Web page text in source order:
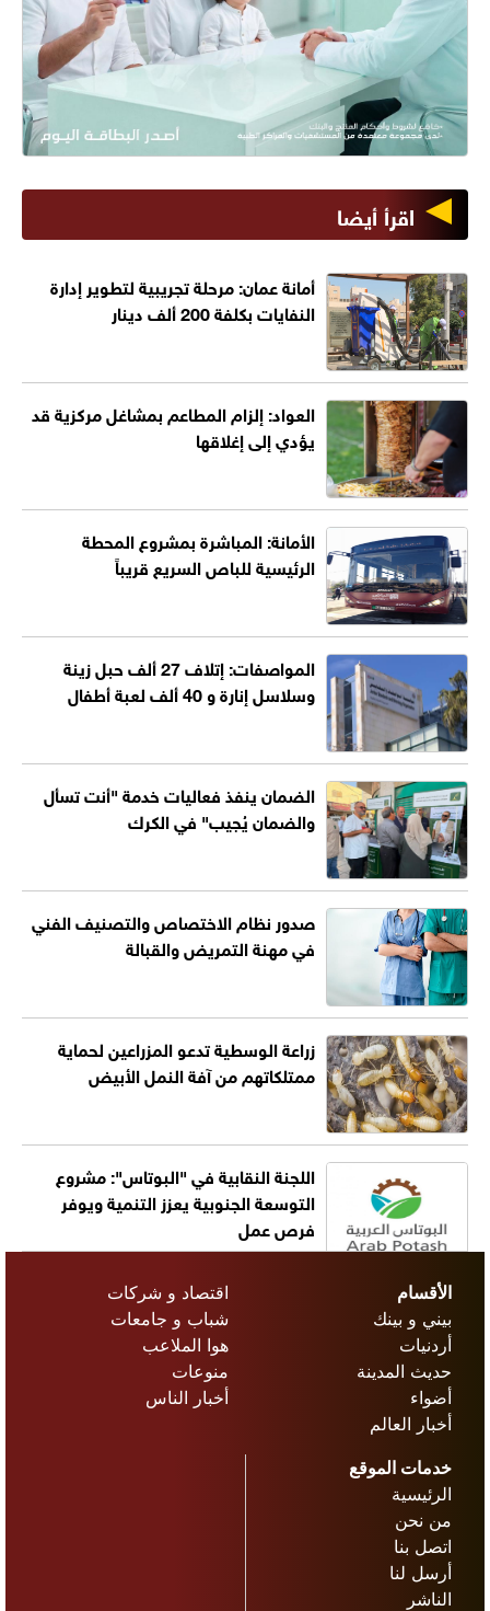
اقرأ أيضا
أمانة عمان: مرحلة تجريبية لتطوير إدارة
النفايات بكلفة 200 ألف دينار
العواد: إلزام المطاعم بمشاغل مركزية قد
يؤدي إلى إغلاقها
الأمانة: المباشرة بمشروع المحطة
الرئيسية للباص السريع قريباً
المواصفات: إتلاف 27 ألف حبل زينة
وسلاسل إنارة و 40 ألف لعبة أطفال
الضمان ينفذ فعاليات خدمة "أنت تسأل
والضمان يُجيب" في الكرك
صدور نظام الاختصاص والتصنيف الفني
في مهنة التمريض والقبالة
زراعة الوسطية تدعو المزراعين لحماية
ممتلكاتهم من آفة النمل الأبيض
اللجنة النقابية في "البوتاس": مشروع
التوسعة الجنوبية يعزز التنمية ويوفر
فرص عمل
الأقسام
بيني و بينك
أردنيات
حديث المدينة
أضواء
أخبار العالم
اقتصاد و شركات
شباب و جامعات
هوا الملاعب
منوعات
أخبار الناس
خدمات الموقع
الرئيسية
من نحن
اتصل بنا
أرسل لنا
الناشر